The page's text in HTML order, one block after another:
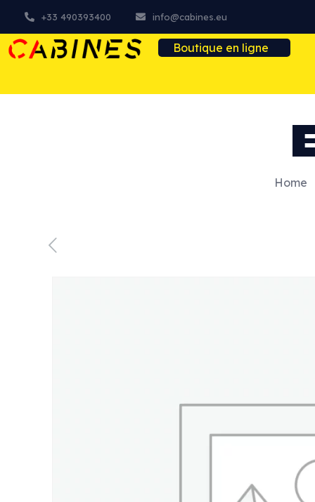
+33 490393400 info@cabines.eu
Boutique en ligne
Home